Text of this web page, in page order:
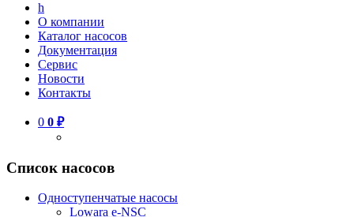
h
О компании
Каталог насосов
Документация
Сервис
Новости
Контакты
0 0 ₽
Список насосов
Одноступенчатые насосы
Lowara e-NSC